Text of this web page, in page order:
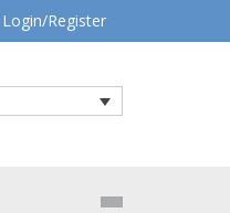
Login/Register